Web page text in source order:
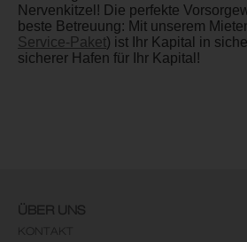
Nervenkitzel! Die perfekte
beste Betreuung: Mit unserem
Service-Paket) ist Ihr Kapital in
sicherer Hafen für Ihr Kapital!
ÜBER UNS
KONTAKT